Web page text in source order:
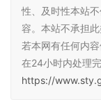
性、及时性本站
容。本站不承担
若本网有任何内
在24小时内处理完
https://